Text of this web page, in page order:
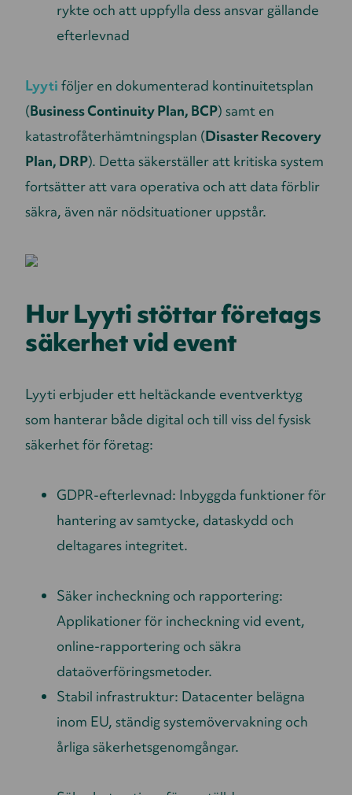
rykte och att uppfylla dess ansvar gällande
efterlevnad
Lyyti följer en dokumenterad kontinuitetsplan
(Business Continuity Plan, BCP) samt en
katastrofåterhämtningsplan (Disaster Recovery
Plan, DRP). Detta säkerställer att kritiska system
fortsätter att vara operativa och att data förblir
säkra, även när nödsituationer uppstår.
Hur Lyyti stöttar företags
säkerhet vid event
Lyyti erbjuder ett heltäckande eventverktyg
som hanterar både digital och till viss del fysisk
säkerhet för företag:
GDPR-efterlevnad: Inbyggda funktioner för
hantering av samtycke, dataskydd och
deltagares integritet.
Säker incheckning och rapportering:
Applikationer för incheckning vid event,
online-rapportering och säkra
dataöverföringsmetoder.
Stabil infrastruktur: Datacenter belägna
inom EU, ständig systemövervakning och
årliga säkerhetsgenomgångar.